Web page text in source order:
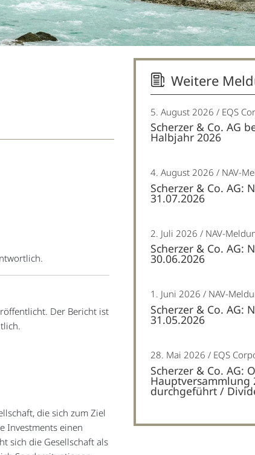
Der Bericht ist
die sich zum Ziel
Investments einen
sich die Gesellschaft als
Weitere
5. August 2026 EQS
Scherzer & Co. AG
Halbjahr 2026
4. August 2026 NAV-
Scherzer & Co. AG:
31.07.2026
2. Juli 2026 NAV-
Scherzer & Co. AG:
30.06.2026
1. Juni 2026 NAV-
Scherzer & Co. AG:
31.05.2026
28. Mai 2026 EQS
Scherzer & Co. AG:
Hauptversammlung
durchgeführt /